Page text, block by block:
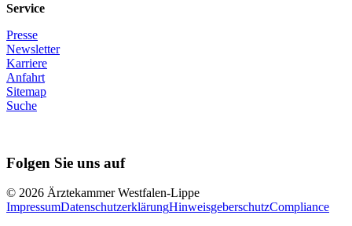
Service
Presse
Newsletter
Karriere
Anfahrt
Sitemap
Suche
Folgen Sie uns auf
© 2026 Ärztekammer Westfalen-Lippe
ImpressumDatenschutzerklärungHinweisgeberschutzCompliance